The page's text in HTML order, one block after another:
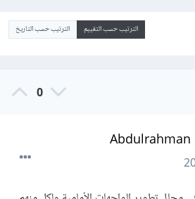
الترتيب حسب التقييم الترتيب حسب التاريخ
0